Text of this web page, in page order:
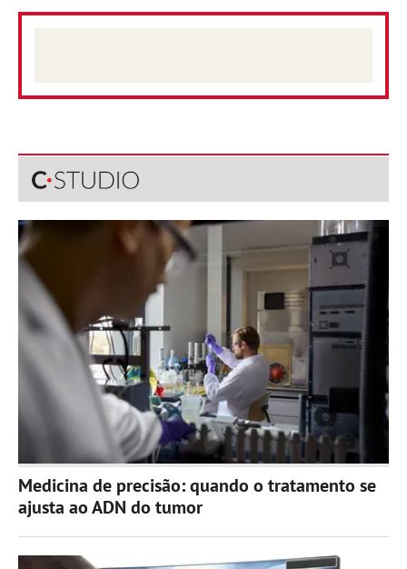
Medicina de precisão: quando o tratamento se
ajusta ao ADN do tumor